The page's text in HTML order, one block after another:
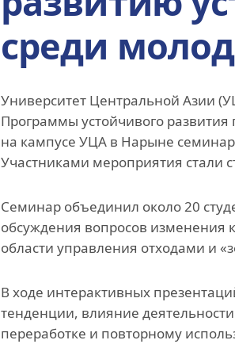
среди
Университет Центральной Азии
Программы устойчивого
на кампусе УЦА в Нарыне
Участниками мероприятия стали
Семинар объединил около 20
обсуждения вопросов изменения
области управления отходами и
В ходе интерактивных
тенденции, влияние
переработке и повторному